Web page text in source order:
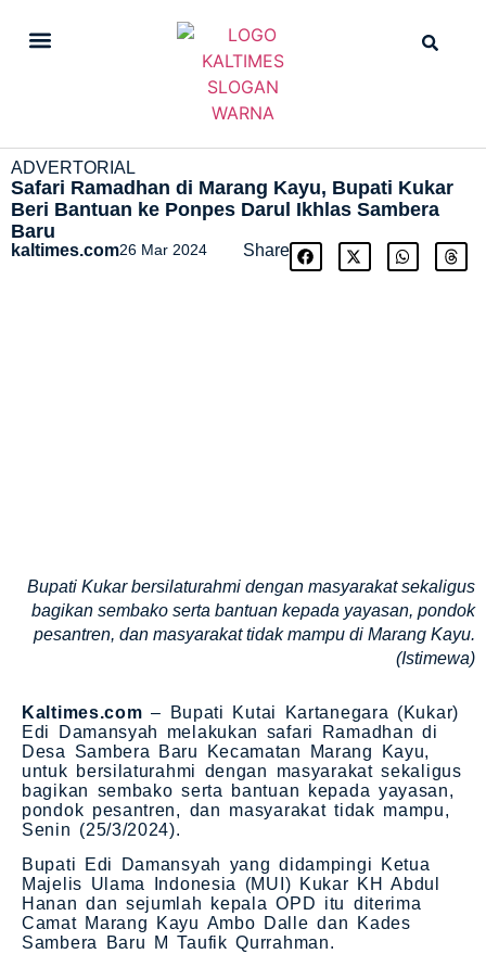
ADVERTORIAL
Safari Ramadhan di Marang Kayu, Bupati Kukar
Beri Bantuan ke Ponpes Darul Ikhlas Sambera
Baru
kaltimes.com26 Mar 2024 Share
Bupati Kukar bersilaturahmi dengan masyarakat sekaligus
bagikan sembako serta bantuan kepada yayasan, pondok
pesantren, dan masyarakat tidak mampu di Marang Kayu.
(Istimewa)
Kaltimes.com – Bupati Kutai Kartanegara (Kukar)
Edi Damansyah melakukan safari Ramadhan di
Desa Sambera Baru Kecamatan Marang Kayu,
untuk bersilaturahmi dengan masyarakat sekaligus
bagikan sembako serta bantuan kepada yayasan,
pondok pesantren, dan masyarakat tidak mampu,
Senin (25/3/2024).
Bupati Edi Damansyah yang didampingi Ketua
Majelis Ulama Indonesia (MUI) Kukar KH Abdul
Hanan dan sejumlah kepala OPD itu diterima
Camat Marang Kayu Ambo Dalle dan Kades
Sambera Baru M Taufik Qurrahman.